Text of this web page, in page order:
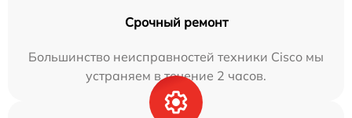
Срочный ремонт
Большинство неисправностей техники Cisco мы
устраняем в течение 2 часов.